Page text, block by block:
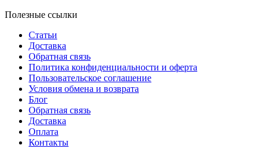
Полезные ссылки
Статьи
Доставка
Обратная связь
Политика конфиденциальности и оферта
Пользовательское соглашение
Условия обмена и возврата
Блог
Обратная связь
Доставка
Оплата
Контакты